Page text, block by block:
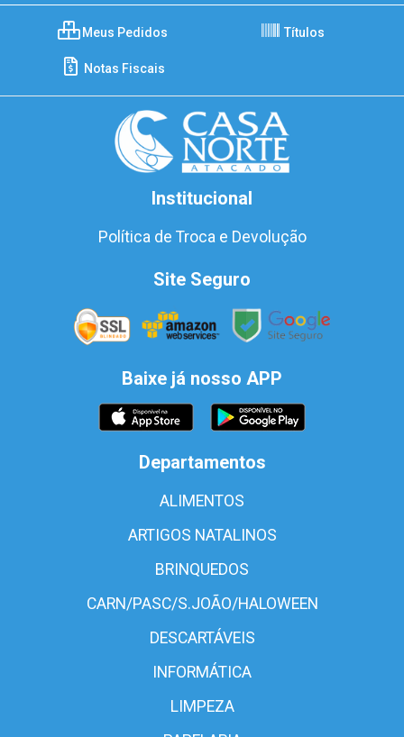
Meus Pedidos Títulos
Notas Fiscais
Institucional
Política de Troca e Devolução
Site Seguro
Baixe já nosso APP
Departamentos
ALIMENTOS
ARTIGOS NATALINOS
BRINQUEDOS
CARN/PASC/S.JOÃO/HALOWEEN
DESCARTÁVEIS
INFORMÁTICA
LIMPEZA